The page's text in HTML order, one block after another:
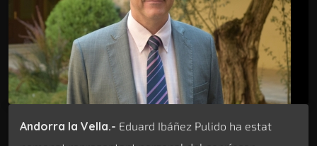
Andorra la Vella.- Eduard Ibáñez Pulido ha estat